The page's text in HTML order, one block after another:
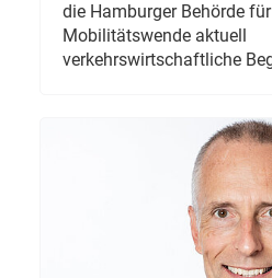
die Hamburger Behörde
Mobilitätswende aktuell
verkehrswirtschaftliche